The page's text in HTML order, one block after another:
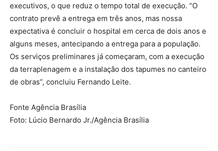
executivos, o que reduz o tempo total de execução. “O
contrato prevê a entrega em três anos, mas nossa
expectativa é concluir o hospital em cerca de dois anos e
alguns meses, antecipando a entrega para a população.
Os serviços preliminares já começaram, com a execução
da terraplenagem e a instalação dos tapumes no canteiro
de obras”, concluiu Fernando Leite.
Fonte Agência Brasília
Foto: Lúcio Bernardo Jr./Agência Brasília